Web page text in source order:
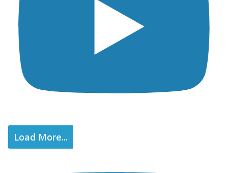
Load More...